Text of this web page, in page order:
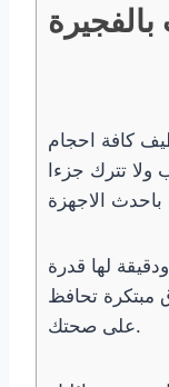
كافة احجام
ولا تترك جزءا
لها قدرة
مبتكرة تحافظ
على صحتك.